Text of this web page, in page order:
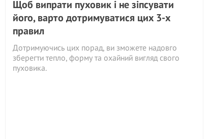
Щоб випрати пуховик і не зіпсувати
його, варто дотримуватися цих 3-х
правил
Дотримуючись цих порад, ви зможете надовго
зберегти тепло, форму та охайний вигляд свого
пуховика.